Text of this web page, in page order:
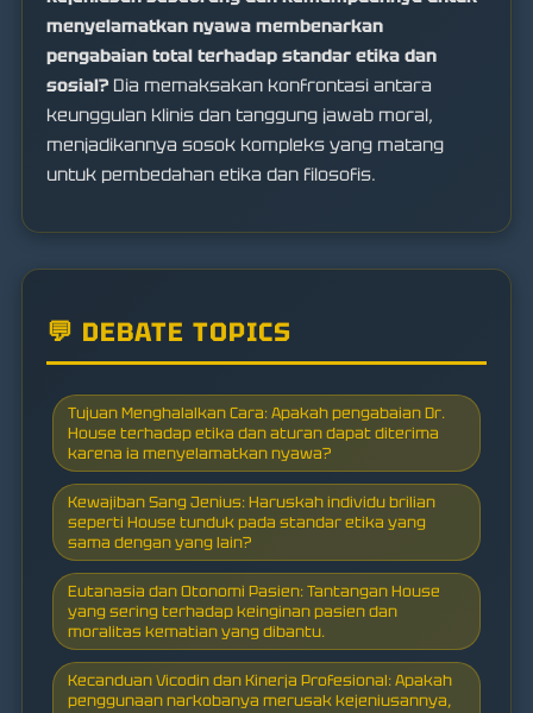
menyelamatkan nyawa membenarkan
pengabaian total terhadap standar etika dan
sosial? Dia memaksakan konfrontasi antara
keunggulan klinis dan tanggung jawab moral,
menjadikannya sosok kompleks yang matang
untuk pembedahan etika dan filosofis.
💬 DEBATE TOPICS
Tujuan Menghalalkan Cara: Apakah pengabaian Dr.
House terhadap etika dan aturan dapat diterima
karena ia menyelamatkan nyawa?
Kewajiban Sang Jenius: Haruskah individu brilian
seperti House tunduk pada standar etika yang
sama dengan yang lain?
Eutanasia dan Otonomi Pasien: Tantangan House
yang sering terhadap keinginan pasien dan
moralitas kematian yang dibantu.
Kecanduan Vicodin dan Kinerja Profesional: Apakah
penggunaan narkobanya merusak kejeniusannya,